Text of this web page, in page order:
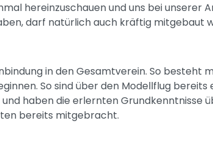
hereinzuschauen und uns bei unserer
darf natürlich auch kräftig mitgebaut
in den Gesamtverein. So besteht
So sind über den Modellflug
haben die erlernten Grundkenntnisse
bereits mitgebracht.